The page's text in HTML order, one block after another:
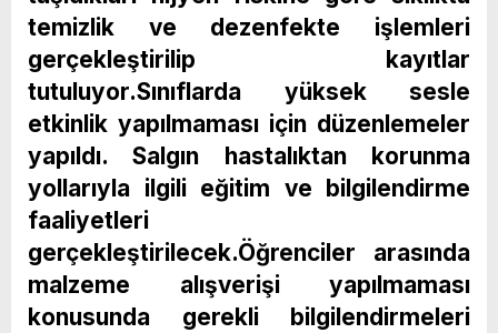
temizlik ve dezenfekte işlemleri
gerçekleştirilip kayıtlar
tutuluyor.Sınıflarda yüksek sesle
etkinlik yapılmaması için düzenlemeler
yapıldı. Salgın hastalıktan korunma
yollarıyla ilgili eğitim ve bilgilendirme
faaliyetleri
gerçekleştirilecek.Öğrenciler arasında
malzeme alışverişi yapılmaması
konusunda gerekli bilgilendirmeleri